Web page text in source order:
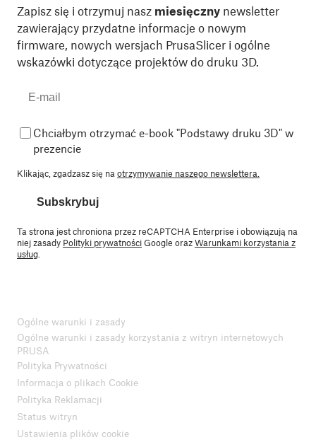
Zapisz się i otrzymuj nasz miesięczny newsletter
zawierający przydatne informacje o nowym
firmware, nowych wersjach PrusaSlicer i ogólne
wskazówki dotyczące projektów do druku 3D.
Chciałbym otrzymać e-book "Podstawy druku 3D" w
prezencie
Klikając, zgadzasz się na otrzymywanie naszego newslettera.
Subskrybuj
Ta strona jest chroniona przez reCAPTCHA Enterprise i obowiązują na
niej zasady Polityki prywatnościGoogle orazWarunkami korzystania z
usług
Ogólne warunki i zasady
Ogólne warunki i zasady korzystania z witryn internetowych
PRUSA
Polityka Prywatności
Informacja o plikach Cookie
Polityka Reklamacji
Status witryn
Ustawienia plików cookie